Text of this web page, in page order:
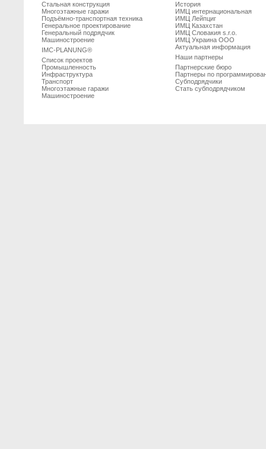
Стальная конструкция
Многоэтажные гаражи
Подъёмно-транспортная техника
Генеральное проектирование
Генеральный подрядчик
Машиностроение
IMC-PLANUNG®
Список проектов
Промышленность
Инфраструктура
Транспорт
Многоэтажные гаражи
Машиностроение
История
ИМЦ интернациональная
ИМЦ Лейпциг
ИМЦ Казахстан
ИМЦ Словакия s.r.o.
ИМЦ Украина ООО
Актуальная информация
Наши партнеры
Партнерские бюро
Партнеры по
Субподрядчики
Стать субподрядчиком